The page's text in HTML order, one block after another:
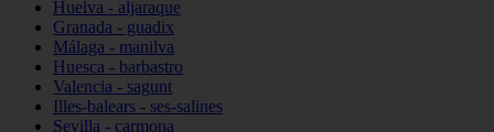
Huelva - aljaraque
Granada - guadix
Málaga - manilva
Huesca - barbastro
Valencia - sagunt
Illes-balears - ses-salines
Sevilla - carmona